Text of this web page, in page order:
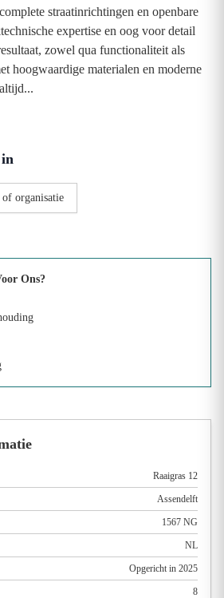
straatinrichtingen en openbare
expertise en oog voor detail
zowel qua functionaliteit als
hoogwaardige materialen en moderne
in
organisatie
Ons?
Raaigras 12
Assendelft
1567 NG
NL
Opgericht in 2025
8